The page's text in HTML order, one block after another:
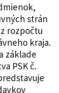
strán
rozpočtu
kraja.
základe
PSK č.